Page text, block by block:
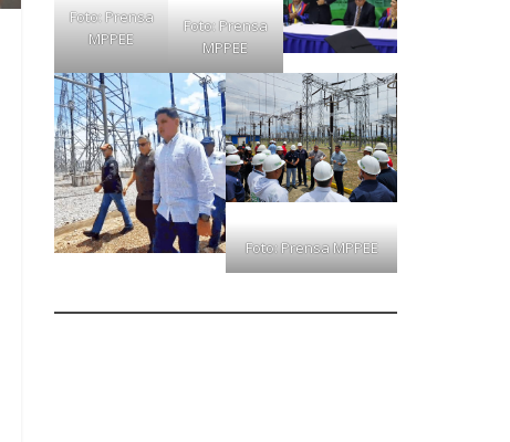
Foto: Prensa
MPPEE
Foto: Prensa
MPPEE
Foto: Prensa MPPEE